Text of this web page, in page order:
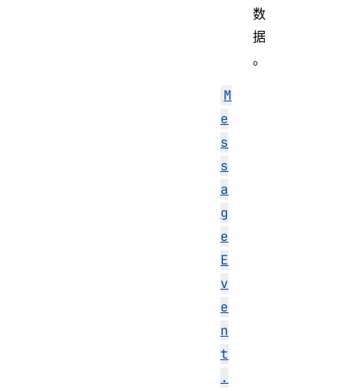
数
据
。
M
e
s
s
a
g
e
E
v
e
n
t
.